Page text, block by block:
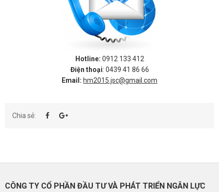
Hotline: 0912 133 412
Điện thoại: 0439 41 86 66
Email: hm2015.jsc@gmail.com
Chia sẻ:
CÔNG TY CỔ PHẦN ĐẦU TƯ VÀ PHÁT TRIỂN NGÂN LỰC